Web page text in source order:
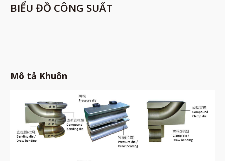
BIỂU ĐỒ CÔNG SUẤT
Mô tả Khuôn